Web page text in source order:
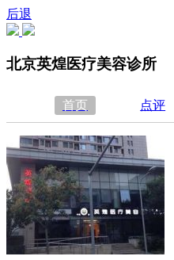
后退
北京英煌医疗美容诊所
首页 点评